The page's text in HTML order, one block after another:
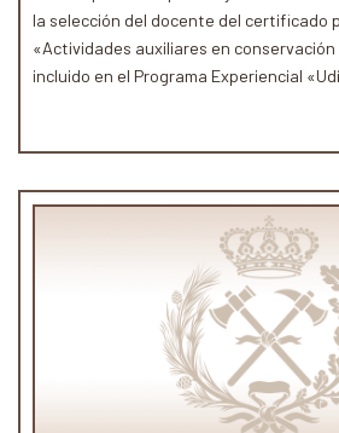
la selección del docente del certificado
«Actividades auxiliares en
incluido en el Programa Experiencial